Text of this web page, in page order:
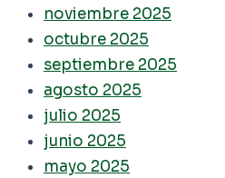
noviembre 2025
octubre 2025
septiembre 2025
agosto 2025
julio 2025
junio 2025
mayo 2025